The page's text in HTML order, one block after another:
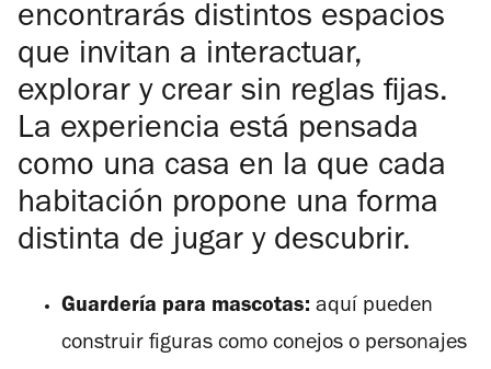
encontrarás distintos espacios
que invitan a interactuar,
explorar y crear sin reglas fijas.
La experiencia está pensada
como una casa en la que cada
habitación propone una forma
distinta de jugar y descubrir.
Guardería para mascotas: aquí pueden
construir figuras como conejos o personajes